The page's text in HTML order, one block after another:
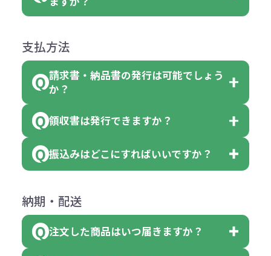
費用）
品詳細の購入の所で色が選べるよう
になっております。
クエアトート」は10個単位でしたら
色を指定出来るので、ピンクを100
個、ブルーを90個、イエローを110
【色指定の仕方】
に必要な個数を入力ください。
※10個単位など購入できる単位が決
障）の場合
合
●名入れ、オリジナルの内容が異な
っていた場合
または返金にて対応させていただき
ます。
その際不良品については送料着払い
ください。
（商品の状態により、対応が変わる
は下記の通りです。
計算例：
＜1色印刷の場合＞
（提供価格（商品代）+名入れ費用
（印刷代））×枚数+製版代
（提供価格（商品代）+名入れ費用
×色数
※例えば2色印刷の場合には、名入
れ費用が2倍、製版代が2倍必要で
商品によりますが、お見積もりさせ
ていただきます。
見積もりサポートから個別でお問い
支払方法
請求書・納品書の発行は可能でしょう
か？
会員様はマイページより各種帳票の
ダウンロードが可能です。
詳しくはこちらはご確認ください。
領収書のダウンロード
領収書は発行できますか？
会員様はマイページより各種帳票の
詳しくはこちらはご確認ください。
領収書のダウンロード
振込みはどこにすればいいですか？
下記口座にお願いします。
■三菱UFJ銀行
小田井支店（おたいしてん）
納期・配送
注文した商品はいつ届きますか？